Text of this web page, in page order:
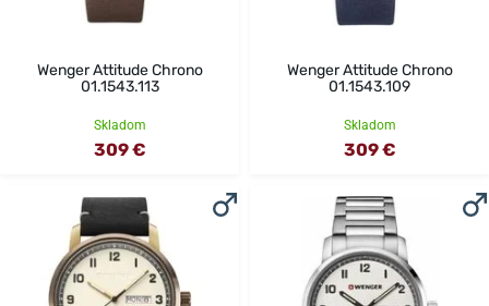
Wenger Attitude Chrono
01.1543.113
Skladom
309 €
Wenger Attitude Chrono
01.1543.109
Skladom
309 €